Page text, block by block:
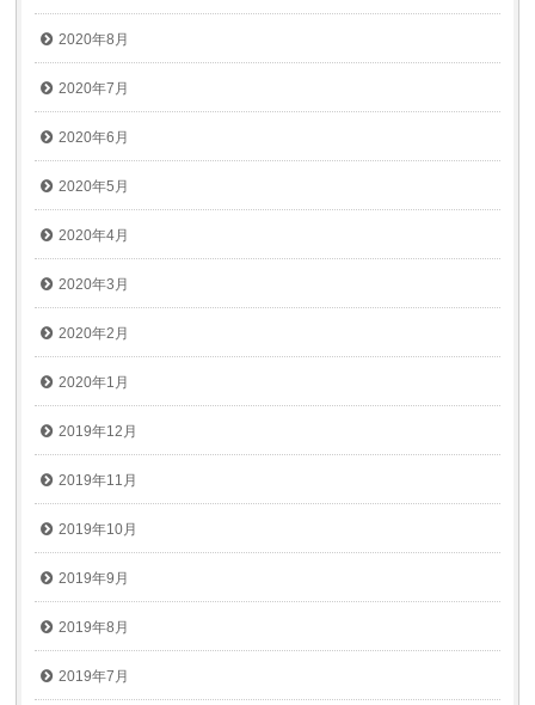
2020年8月
2020年7月
2020年6月
2020年5月
2020年4月
2020年3月
2020年2月
2020年1月
2019年12月
2019年11月
2019年10月
2019年9月
2019年8月
2019年7月